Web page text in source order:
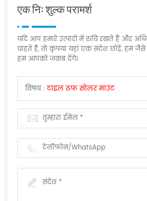
एक नि: शुल्क परामर्श
यदि आप हमारे उत्पादों में रुचि रखते हैं और
चाहते हैं, तो कृपया यहां एक संदेश छोड़ें, हम
हम आपको जवाब देंगे।
विषय :टाइल रूफ सोलर माउंट